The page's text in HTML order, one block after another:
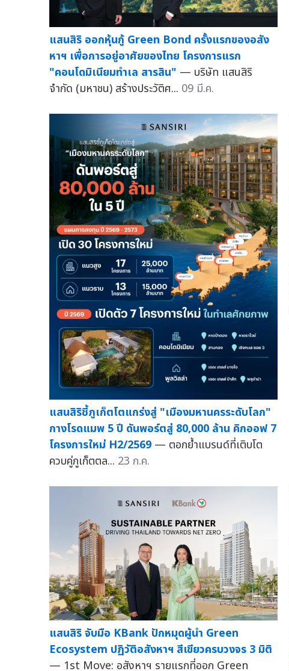
แสนสิริ ออกหุ้นกู้ Green Bond ครั้งแรกของอสัง
หาฯ เพื่อการอยู่อาศัยของไทย โครงการแรก
"คอนโดมิเนียมทำเล สารสิน" — บริษัท แสนสิริ
จำกัด (มหาชน) สร้างประวัติศ... 09 มี.ค.
แสนสิริชี้ภูเก็ตโตแกร่งสู่ "เมืองมหานครระดับโลก"
กางโรดแมพ 5 ปี ดันพอร์ตสู่ 80,000 ล้าน คิกออฟ 7
โครงการใหม่ H2/2569 — ตอกย้ำแบรนด์ที่เติบโต
ควบคู่ภูเก็ตตล... 23 ก.ค.
แสนสิริ จับมือ KBank ปักหมุดผู้นำ Green
Ecosystem ปฏิวัติอสังหาฯ สีเขียวครบวงจร 3 มิติ
— 1st Move: อสังหาฯ รายแรกที่ออก Green